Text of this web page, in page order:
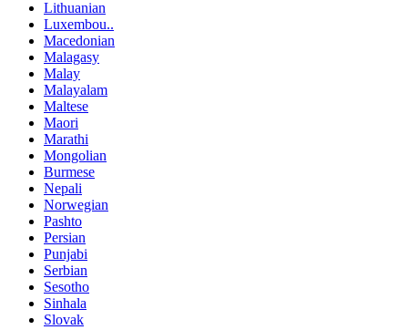
Lithuanian
Luxembou..
Macedonian
Malagasy
Malay
Malayalam
Maltese
Maori
Marathi
Mongolian
Burmese
Nepali
Norwegian
Pashto
Persian
Punjabi
Serbian
Sesotho
Sinhala
Slovak